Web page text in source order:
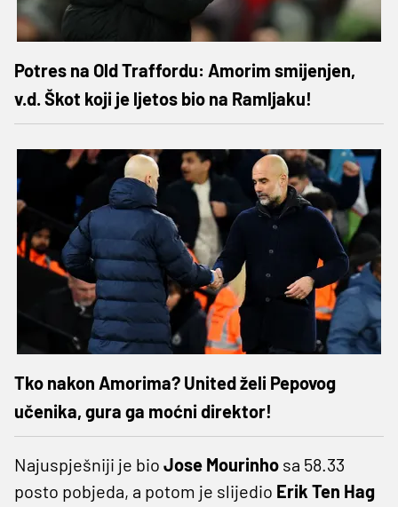
Potres na Old Traffordu: Amorim smijenjen,
v.d. Škot koji je ljetos bio na Ramljaku!
Tko nakon Amorima? United želi Pepovog
učenika, gura ga moćni direktor!
Najuspješniji je bio Jose Mourinho sa 58.33
posto pobjeda, a potom je slijedio Erik Ten Hag